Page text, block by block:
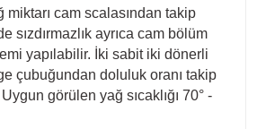
cam scalasından takip
ayrıca cam bölüm
yapılabilir. İki sabit iki dönerli
çubuğundan doluluk oranı takip
görülen yağ sıcaklığı 70° -